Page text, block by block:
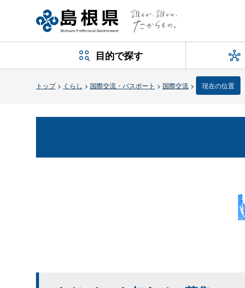
目的で探す
トップ> くらし > 国際交流・パスポート > 国際交流 > 現在の位置